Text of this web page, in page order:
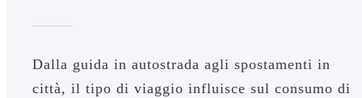
Dalla guida in autostrada agli spostamenti in
città, il tipo di viaggio influisce sul consumo di